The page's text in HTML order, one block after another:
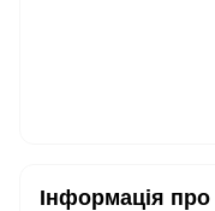
Інформація про